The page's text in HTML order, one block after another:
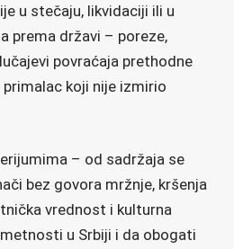
u stečaju, likvidaciji ili u
prema državi – poreze,
povraćaja prethodne
koji nije izmirio
– od sadržaja se
bez govora mržnje, kršenja
vrednost i kulturna
u Srbiji i da obogati